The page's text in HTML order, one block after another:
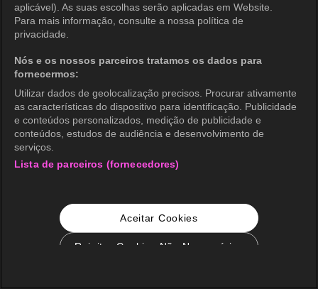
aplicável). As suas escolhas serão aplicadas em Website.
Para mais informação, consulte a nossa política de
privacidade.
Nós e os nossos parceiros tratamos os dados para
fornecermos:
Utilizar dados de geolocalização precisos. Procurar ativamente
as características do dispositivo para identificação. Publicidade
e conteúdos personalizados, medição de publicidade e
conteúdos, estudos de audiência e desenvolvimento de
serviços.
Lista de parceiros (fornecedores)
Aceitar Cookies
Rejeitar Cookies Não Necessários